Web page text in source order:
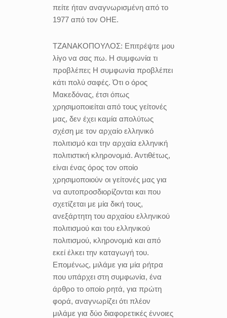
πείτε ήταν αναγνωρισμένη από το
1977 από τον ΟΗΕ.
ΤΖΑΝΑΚΟΠΟΥΛΟΣ: Επιτρέψτε μου
λίγο να σας πω. Η συμφωνία τι
προβλέπει; Η συμφωνία προβλέπει
κάτι πολύ σαφές. Ότι ο όρος
Μακεδόνας, έτσι όπως
χρησιμοποιείται από τους γείτονές
μας, δεν έχει καμία απολύτως
σχέση με τον αρχαίο ελληνικό
πολιτισμό και την αρχαία ελληνική
πολιτιστική κληρονομιά. Αντιθέτως,
είναι ένας όρος τον οποίο
χρησιμοποιούν οι γείτονές μας για
να αυτοπροσδιορίζονται και που
σχετίζεται με μία δική τους,
ανεξάρτητη του αρχαίου ελληνικού
πολιτισμού και του ελληνικού
πολιτισμού, κληρονομιά και από
εκεί έλκει την καταγωγή του.
Επομένως, μιλάμε για μία ρήτρα
που υπάρχει στη συμφωνία, ένα
άρθρο το οποίο ρητά, για πρώτη
φορά, αναγνωρίζει ότι πλέον
μιλάμε για δύο διαφορετικές έννοιες